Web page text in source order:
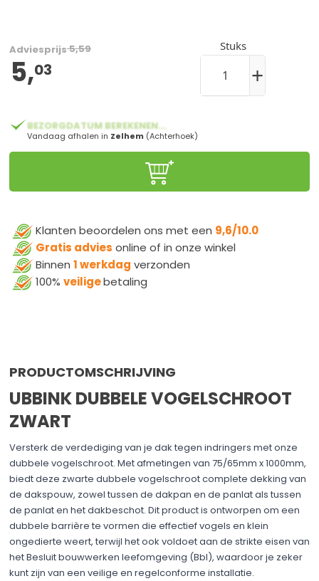
Adviesprijs5,59
5,03
Stuks
+
BEZORGDATUM BEREKENEN...
Vandaag afhalen in Zelhem (Achterhoek)
Klanten beoordelen ons met een 9,6/10.0
Gratis advies online of in onze winkel
Binnen 1 werkdag verzonden
100% veiligebetaling
PRODUCTOMSCHRIJVING
UBBINK DUBBELE VOGELSCHROOT
ZWART
Versterk de verdediging van je dak tegen indringers met onze
dubbele vogelschroot. Met afmetingen van 75/65mm x 1000mm,
biedt deze zwarte dubbele vogelschroot complete dekking van
de dakspouw, zowel tussen de dakpan en de panlat als tussen
de panlat en het dakbeschot. Dit product is ontworpen om een
dubbele barrière te vormen die effectief vogels en klein
ongedierte weert, terwijl het ook voldoet aan de strikte eisen van
het Besluit bouwwerken leefomgeving (Bbl), waardoor je zeker
kunt zijn van een veilige en regelconforme installatie.